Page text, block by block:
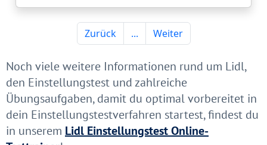
Noch viele weitere Informationen rund um Lidl,
den Einstellungstest und zahlreiche
Übungsaufgaben, damit du optimal vorbereitet in
dein Einstellungstestverfahren startest, findest du
in unserem Lidl Einstellungstest Online-